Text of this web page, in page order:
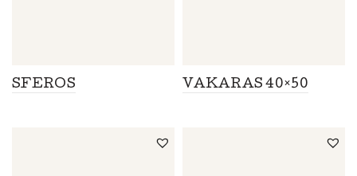
SFEROS VAKARAS 40×50